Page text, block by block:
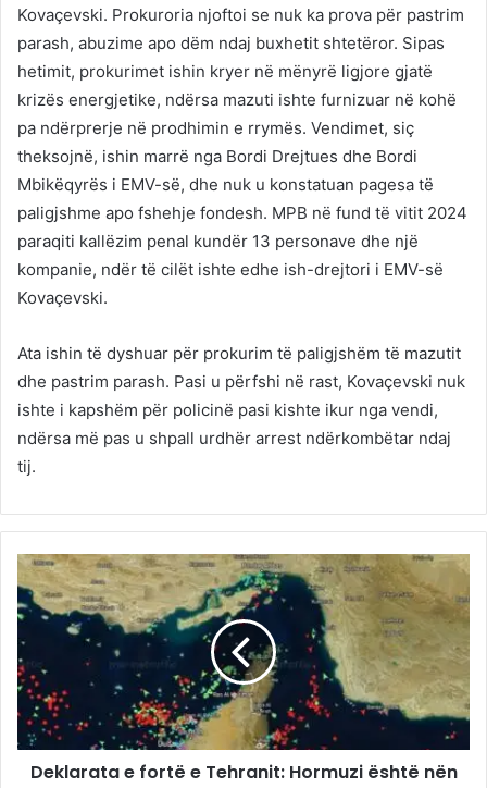
Kovaçevski. Prokuroria njoftoi se nuk ka prova për pastrim
parash, abuzime apo dëm ndaj buxhetit shtetëror. Sipas
hetimit, prokurimet ishin kryer në mënyrë ligjore gjatë
krizës energjetike, ndërsa mazuti ishte furnizuar në kohë
pa ndërprerje në prodhimin e rrymës. Vendimet, siç
theksojnë, ishin marrë nga Bordi Drejtues dhe Bordi
Mbikëqyrës i EMV-së, dhe nuk u konstatuan pagesa të
paligjshme apo fshehje fondesh. MPB në fund të vitit 2024
paraqiti kallëzim penal kundër 13 personave dhe një
kompanie, ndër të cilët ishte edhe ish-drejtori i EMV-së
Kovaçevski.
Ata ishin të dyshuar për prokurim të paligjshëm të mazutit
dhe pastrim parash. Pasi u përfshi në rast, Kovaçevski nuk
ishte i kapshëm për policinë pasi kishte ikur nga vendi,
ndërsa më pas u shpall urdhër arrest ndërkombëtar ndaj
tij.
Deklarata e fortë e Tehranit: Hormuzi është nën